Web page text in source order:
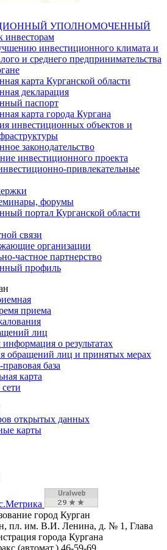
УПОЛНОМОЧЕННЫЙ
инвесторам
инвестиционного климата и
и среднего предпринимательства
карта Курганской области
декларация
паспорт
карта города Кургана
инвестиционных объектов и
законодательство
инвестиционного проекта
привлекательные
форумы
портал Курганской области
связи
организации
частное партнерство
профиль
приема
лиц
о результатах
обращений лиц и принятых мерах
база
карта
открытых данных
карты
город Курган
пл. им. В.И. Ленина, д. № 1, Глава
города Кургана
(автомат.) 46-59-69